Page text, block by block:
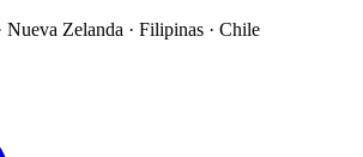
Nueva Zelanda · Filipinas · Chile